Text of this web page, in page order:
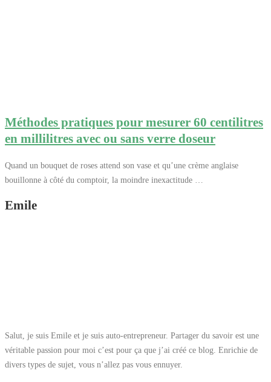
Méthodes pratiques pour mesurer 60 centilitres
en millilitres avec ou sans verre doseur
Quand un bouquet de roses attend son vase et qu’une crème anglaise
bouillonne à côté du comptoir, la moindre inexactitude …
Emile
Salut, je suis Emile et je suis auto-entrepreneur. Partager du savoir est une
véritable passion pour moi c’est pour ça que j’ai créé ce blog. Enrichie de
divers types de sujet, vous n’allez pas vous ennuyer.